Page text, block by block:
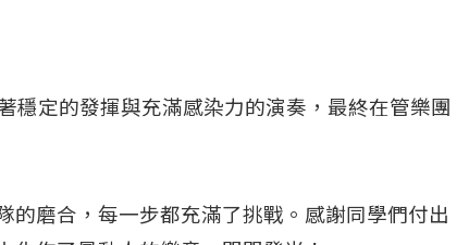
穩定的發揮與充滿感染力的演奏，最終在管樂團
磨合，每一步都充滿了挑戰。感謝同學們付出